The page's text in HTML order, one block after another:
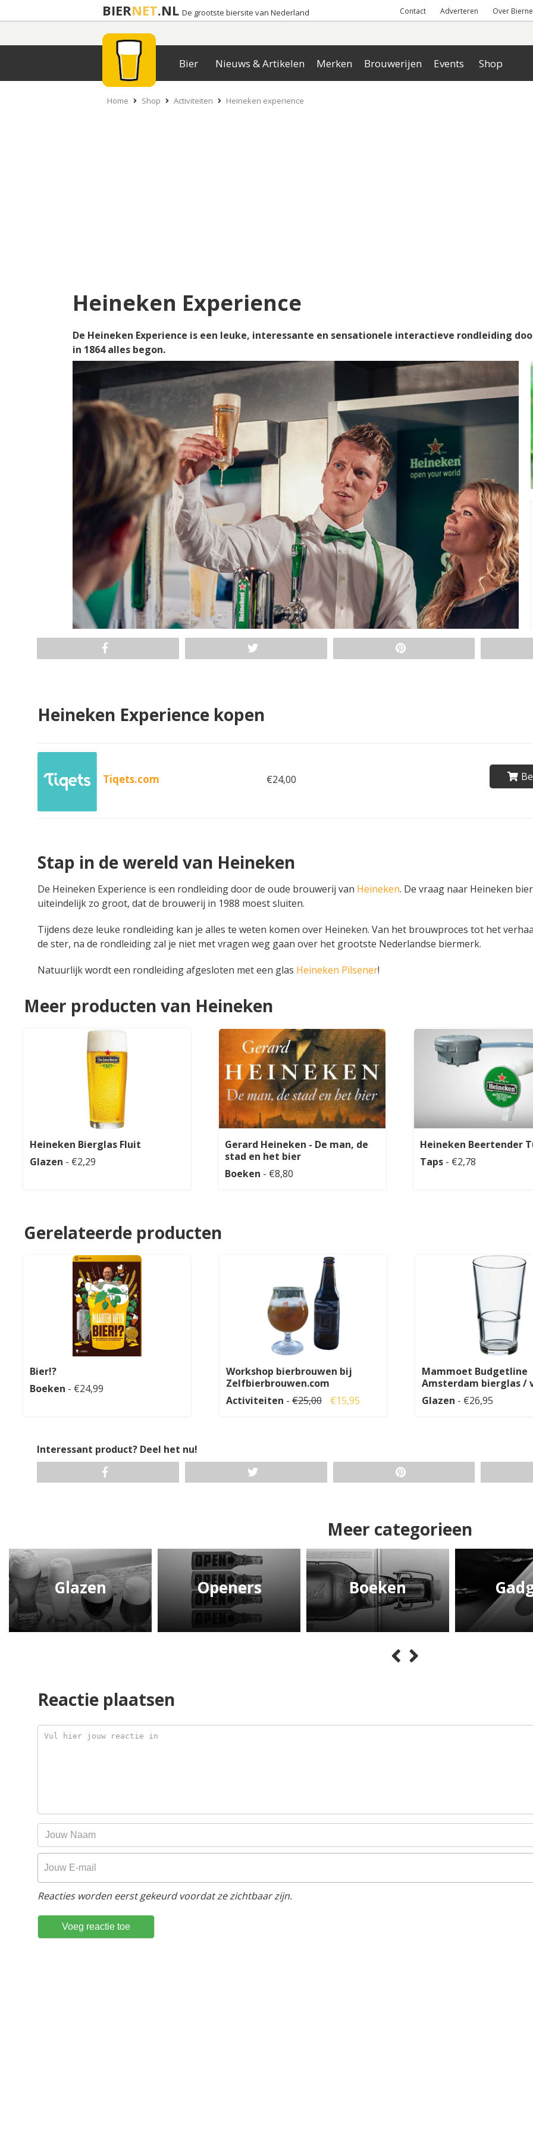
BIERNET.NL De grootste biersite van Nederland Contact Adverteren Over
Bier Nieuws & Artikelen Merken Brouwerijen Events Shop
Home Shop Activiteiten Heineken experience
Heineken Experience
De Heineken Experience is een leuke, interessante en sensationele interactieve rondleiding
in 1864 alles begon.
Heineken Experience kopen
Tiqets.com €24,00
Stap in de wereld van Heineken
De Heineken Experience is een rondleiding door de oude brouwerij van Heineken. De vraag naar Heineken
uiteindelijk zo groot, dat de brouwerij in 1988 moest sluiten.
Tijdens deze leuke rondleiding kan je alles te weten komen over Heineken. Van het brouwproces tot het
de ster, na de rondleiding zal je niet met vragen weg gaan over het grootste Nederlandse biermerk.
Natuurlijk wordt een rondleiding afgesloten met een glas Heineken Pilsener!
Meer producten van Heineken
Heineken Bierglas Fluit
Glazen - €2,29
Gerard Heineken - De man, de
stad en het bier
Boeken - €8,80
Heineken Beertender
Taps - €2,78
Gerelateerde producten
Bier!?
Boeken - €24,99
Workshop bierbrouwen bij
Zelfbierbrouwen.com
Activiteiten -€25,00 €15,95
Mammoet Budgetline
Amsterdam bierglas /
Glazen - €26,95
Interessant product? Deel het nu!
Meer categorieen
Glazen Openers Boeken
Reactie plaatsen
Reacties worden eerst gekeurd voordat ze zichtbaar zijn.